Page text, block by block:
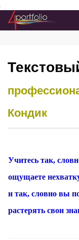
Преейти на главное
Кондик
Учитесь так,
ощущаете
и так, словно вы
растерять свои